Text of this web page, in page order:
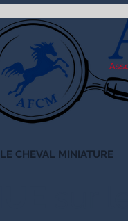
LE CHEVAL MINIATURE